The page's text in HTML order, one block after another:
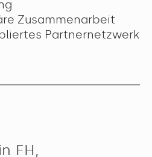
Zusammenarbeit
Partnernetzwerk
FH,